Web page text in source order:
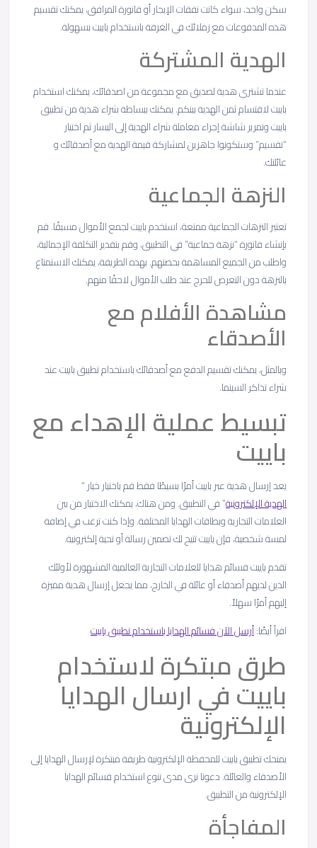
سكن واحد، سواء كانت نفقات الإيجار أو فاتورة المرافق، يمكنك تقسيم
هذه المدفوعات مع زملائك في الغرفة باستخدام باييت بسهولة.
الهدية المشتركة
عندما تشتري هدية لصديق مع مجموعة من اصدقائك، يمكنك استخدام
باييت لاقتسام ثمن الهدية بينكم. يمكنك ببساطة شراء هدية من تطبيق
باييت وتمرير شاشة إجراء معاملة شراء الهدية إلى اليسار ثم اختيار
“تقسيم” وستكونوا جاهزين لمشاركة قيمة الهدية مع أصدقائك و
عائلتك.
النزهة الجماعية
تعتبر النزهات الجماعية ممتعة، استخدم باييت لجمع الأموال مسبقًا. قم
بإنشاء فاتورة “نزهة جماعية” في التطبيق، وقم بتقدير التكلفة الإجمالية،
واطلب من الجميع المساهمة بحصتهم. بهذه الطريقة، يمكنك الاستمتاع
بالنزهة دون التعرض للحرج عند طلب الأموال لاحقًا منهم.
مشاهدة الأفلام مع
الأصدقاء
وبالمثل، يمكنك تقسيم الدفع مع أصدقائك باستخدام تطبيق باييت عند
شراء تذاكر السينما.
تبسيط عملية الإهداء مع
باييت
يعد إرسال هدية عبر باييت أمرًا بسيطًا فقط قم باختيار خيار “
الهدية الإلكترونية” في التطبيق. ومن هناك، يمكنك الاختيار من بين
العلامات التجارية وبطاقات الهدايا المختلفة. وإذا كنت ترغب في إضافة
لمسة شخصية، فإن باييت تتيح لك تضمين رسالة أو تحية إلكترونية.
تقدم باييت قسائم هدايا للعلامات التجارية العالمية المشهورة لأولئك
الذين لديهم أصدقاء أو عائلة في الخارج، مما يجعل إرسال هدية مميزة
إليهم أمرًا سهلاً.
اقرأ أيضًا:أرسل الآن قسائم الهدايا باستخدام تطبيق باييت
طرق مبتكرة لاستخدام
باييت في ارسال الهدايا
الإلكترونية
يمنحك تطبيق باييت للمحفظة الإلكترونية طريقة مبتكرة لإرسال الهدايا إلى
الأصدقاء والعائلة. دعونا نرى مدى تنوع استخدام قسائم الهدايا
الإلكترونية من التطبيق.
المفاجأة